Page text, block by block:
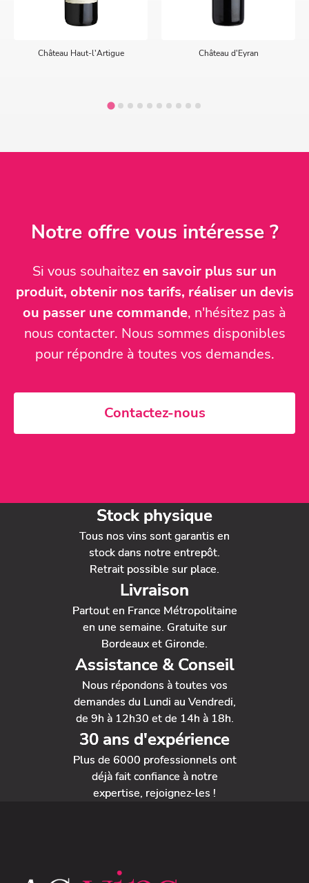
Château Haut-l'Artigue Château d'Eyran
Notre offre vous intéresse ?
Si vous souhaitezen savoir plus sur un
produit, obtenir nos tarifs, réaliser un devis
ou passer une commande, n'hésitez pas à
nous contacter. Nous sommes disponibles
pour répondre à toutes vos demandes.
Contactez-nous
Stock physique
Tous nos vins sont garantis en
stock dans notre entrepôt.
Retrait possible sur place.
Livraison
Partout en France Métropolitaine
en une semaine. Gratuite sur
Bordeaux et Gironde.
Assistance & Conseil
Nous répondons à toutes vos
demandes du Lundi au Vendredi,
de 9h à 12h30 et de 14h à 18h.
30 ans d'expérience
Plus de 6000 professionnels ont
déjà fait confiance à notre
expertise, rejoignez-les !